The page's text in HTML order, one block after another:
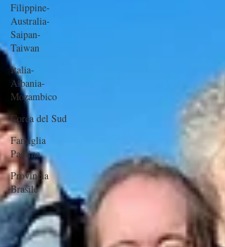
Filippine-
Australia-
Saipan-
Taiwan
Italia-
Albania-
Mozambico
Corea del Sud
Famiglia
Paolina
Provincia
Brasile